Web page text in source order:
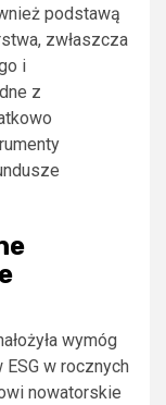
podstawą
zwłaszcza
i
z
wymóg
w rocznych
nowatorskie